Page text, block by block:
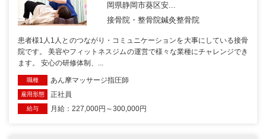
岡県静岡市葵区安...
接骨院・整骨院鍼灸整骨院
患者様1人1人とのつながり・コミュニケーションを大事にしている接骨
院です。 美容やフィットネスジムの運営で様々な業種にチャレンジでき
ます。 安心の研修体制、...
職種 あん摩マッサージ指圧師
雇用形態 正社員
給与 月給：227,000円～300,000円